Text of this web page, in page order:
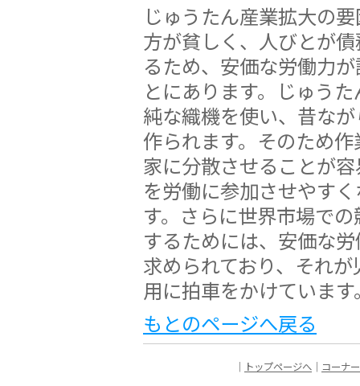
じゅうたん産業拡大の
方が貧しく、人びとが
るため、安価な労働力
とにあります。じゅう
純な織機を使い、昔な
作られます。そのため
家に分散させることが
を労働に参加させやす
す。さらに世界市場で
するためには、安価な
求められており、それ
用に拍車をかけています
もとのページへ戻る
｜ トップページへ ｜ コーナ